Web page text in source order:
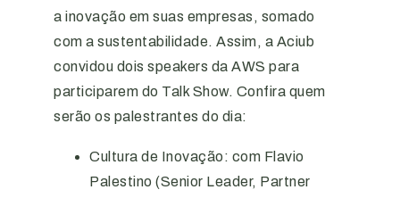
a inovação em suas empresas, somado
com a sustentabilidade. Assim, a Aciub
convidou dois speakers da AWS para
participarem do Talk Show. Confira quem
serão os palestrantes do dia:
Cultura de Inovação: com Flavio
Palestino (Senior Leader, Partner